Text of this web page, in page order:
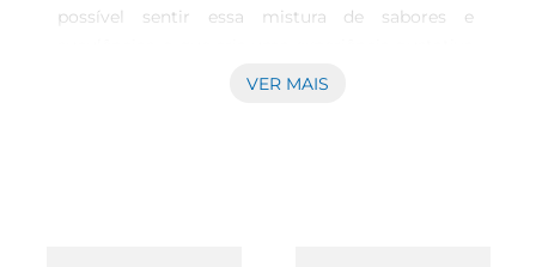
possível sentir essa mistura de sabores e
incrível. Uma das grandes vantagens do Iogurte
VER MAIS